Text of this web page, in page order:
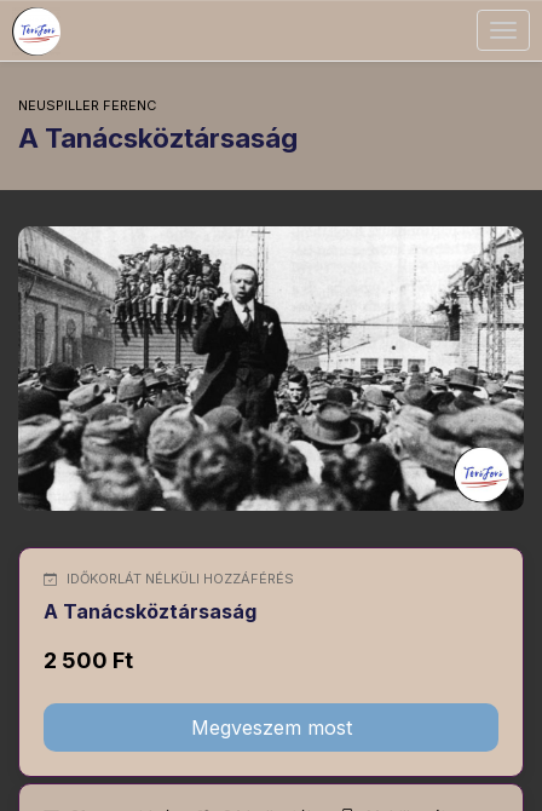
NEUSPILLER FERENC
A Tanácsköztársaság
IDŐKORLÁT NÉLKÜLI HOZZÁFÉRÉS
A Tanácsköztársaság
2 500 Ft
Megveszem most